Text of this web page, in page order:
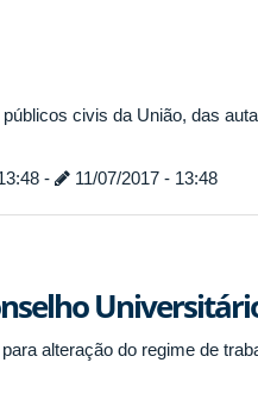
civis da União, das
- 11/07/2017 - 13:48
alteração do regime de